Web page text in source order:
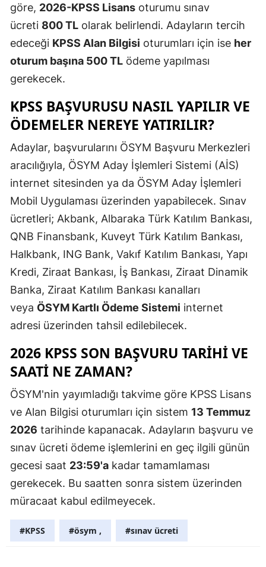
Isparta
İzmir
Kastamonu
Kayseri
Kırklareli
Kırşehir
Kocaeli
Konya
Manisa
Mardin
Muğla
Muş
Niğde
göre, 2026-KPSS Lisans oturumu sınav
ücreti 800 TL olarak belirlendi. Adayların tercih
edeceği KPSS Alan Bilgisi oturumları için ise her
oturum başına 500 TL ödeme yapılması
gerekecek.
KPSS BAŞVURUSU NASIL YAPILIR VE
ÖDEMELER NEREYE YATIRILIR?
Adaylar, başvurularını ÖSYM Başvuru Merkezleri
aracılığıyla, ÖSYM Aday İşlemleri Sistemi (AİS)
internet sitesinden ya da ÖSYM Aday İşlemleri
Mobil Uygulaması üzerinden yapabilecek. Sınav
ücretleri; Akbank, Albaraka Türk Katılım Bankası,
QNB Finansbank, Kuveyt Türk Katılım Bankası,
Halkbank, ING Bank, Vakıf Katılım Bankası, Yapı
Kredi, Ziraat Bankası, İş Bankası, Ziraat Dinamik
Banka, Ziraat Katılım Bankası kanalları
veya ÖSYM Kartlı Ödeme Sistemi internet
adresi üzerinden tahsil edilebilecek.
2026 KPSS SON BAŞVURU TARIHI VE
SAATI NE ZAMAN?
ÖSYM'nin yayımladığı takvime göre KPSS Lisans
ve Alan Bilgisi oturumları için sistem 13 Temmuz
2026 tarihinde kapanacak. Adayların başvuru ve
sınav ücreti ödeme işlemlerini en geç ilgili günün
gecesi saat 23:59'a kadar tamamlaması
gerekecek. Bu saatten sonra sistem üzerinden
müracaat kabul edilmeyecek.
#KPSS #ösym , #sınav ücreti